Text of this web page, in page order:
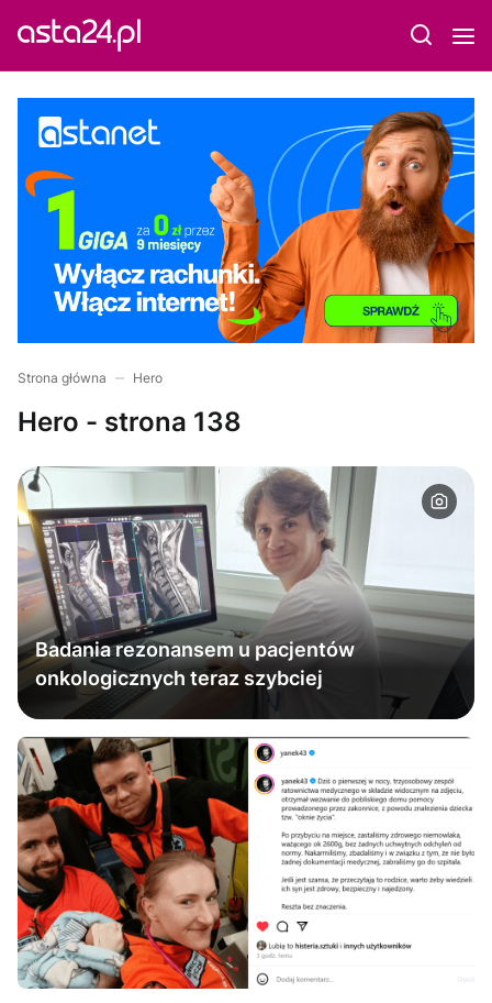
Strona główna Hero
Hero - strona 138
Badania rezonansem u pacjentów
onkologicznych teraz szybciej